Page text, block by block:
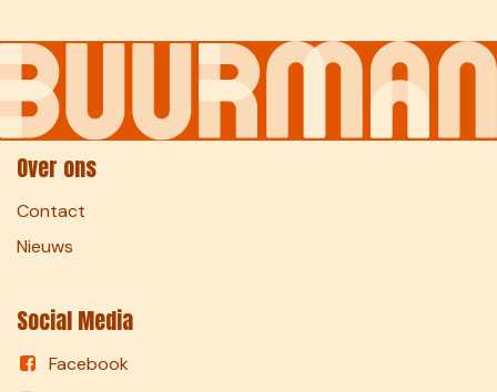
Over ons
Contact
Nieuws
Social Media
Facebook